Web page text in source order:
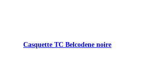
Casquette TC Belcodene noire